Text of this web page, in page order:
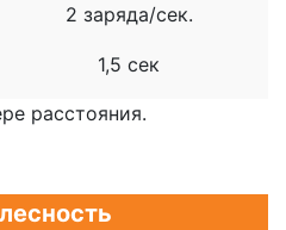
2 заряда/сек.
1,5 сек
расстояния.